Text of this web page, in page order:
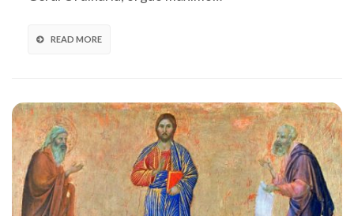
READ MORE